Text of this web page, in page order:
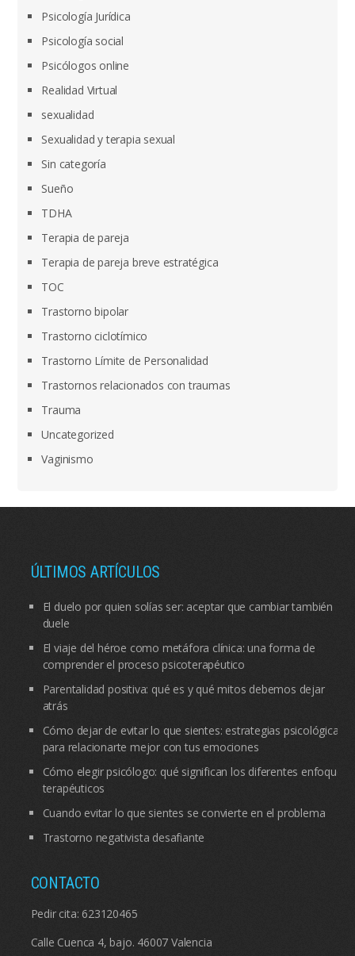
Psicología Jurídica
Psicología social
Psicólogos online
Realidad Virtual
sexualidad
Sexualidad y terapia sexual
Sin categoría
Sueño
TDHA
Terapia de pareja
Terapia de pareja breve estratégica
TOC
Trastorno bipolar
Trastorno ciclotímico
Trastorno Límite de Personalidad
Trastornos relacionados con traumas
Trauma
Uncategorized
Vaginismo
ÚLTIMOS ARTÍCULOS
El duelo por quien solías ser: aceptar que cambiar también
duele
El viaje del héroe como metáfora clínica: una forma de
comprender el proceso psicoterapéutico
Parentalidad positiva: qué es y qué mitos debemos dejar
atrás
Cómo dejar de evitar lo que sientes: estrategias psicológicas
para relacionarte mejor con tus emociones
Cómo elegir psicólogo: qué significan los diferentes enfoques
terapéuticos
Cuando evitar lo que sientes se convierte en el problema
Trastorno negativista desafiante
CONTACTO
Pedir cita: 623120465
Calle Cuenca 4, bajo. 46007 Valencia